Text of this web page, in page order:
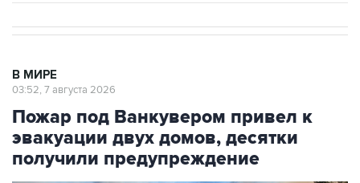
В МИРЕ
03:52, 7 августа 2026
Пожар под Ванкувером привел к
эвакуации двух домов, десятки
получили предупреждение